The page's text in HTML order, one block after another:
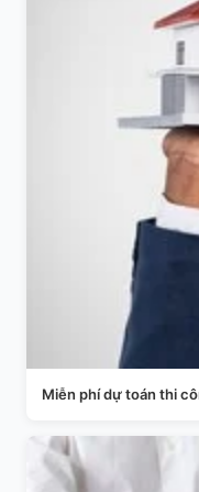
Miễn phí dự toán thi